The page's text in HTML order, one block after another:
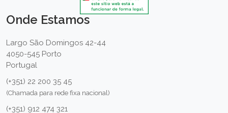
Onde Estamos
Largo São Domingos 42-44
4050-545 Porto
Portugal
(+351) 22 200 35 45
(Chamada para rede fixa nacional)
(+351) 912 474 321